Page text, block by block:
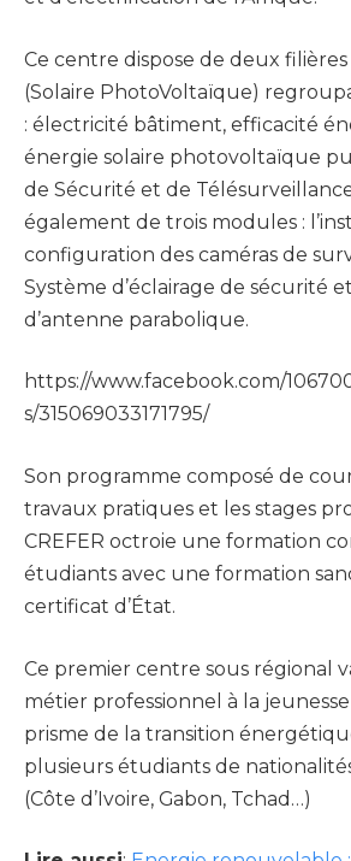
Ce centre dispose de deux filières
(Solaire PhotoVoltaïque)
: électricité bâtiment, efficacité
énergie solaire photovoltaïque
de Sécurité et de
également de trois modules :
configuration des caméras de
Système d’éclairage de sécurité
d’antenne parabolique.
https://www.facebook.com/
s/315069033171795/
Son programme composé de
travaux pratiques et les stages
CREFER octroie une formation
étudiants avec une formation
certificat d’État.
Ce premier centre sous régional
métier professionnel à la
prisme de la transition
plusieurs étudiants de
(Côte d’Ivoire, Gabon, Tchad…)